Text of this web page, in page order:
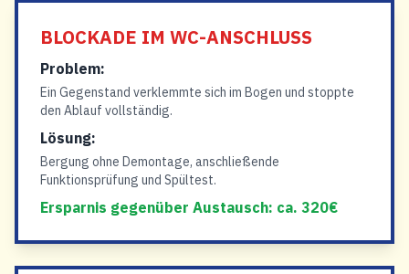
BLOCKADE IM WC-ANSCHLUSS
Problem:
Ein Gegenstand verklemmte sich im Bogen und stoppte
den Ablauf vollständig.
Lösung:
Bergung ohne Demontage, anschließende
Funktionsprüfung und Spültest.
Ersparnis gegenüber Austausch: ca. 320€